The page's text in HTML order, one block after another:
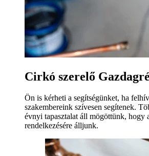
Cirkó szerelő
Ön is kérheti a segítségünket, ha
szakembereink szívesen segítenek.
évnyi tapasztalat áll mögöttünk, hogy
rendelkezésére álljunk.